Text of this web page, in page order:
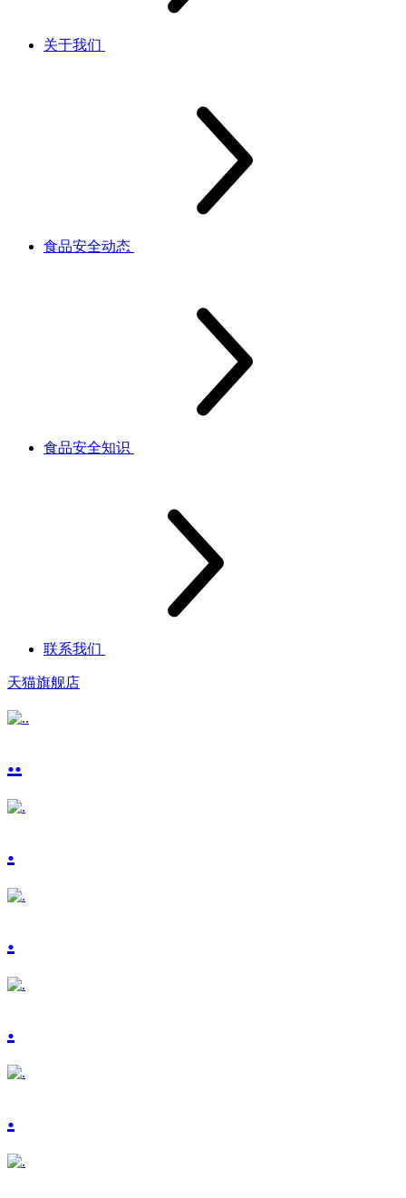
关于我们
食品安全动态
食品安全知识
联系我们
天猫旗舰店
..
.
.
.
.